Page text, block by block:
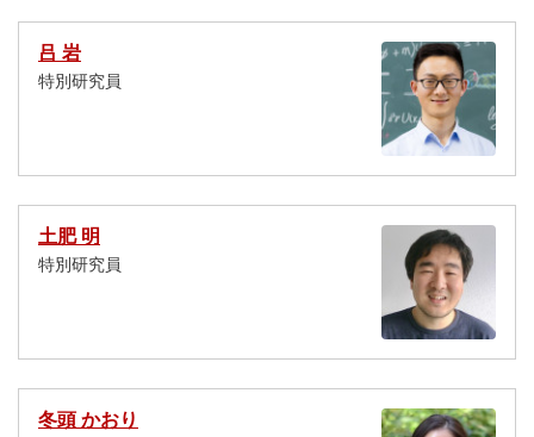
吕 岩
特別研究員
土肥 明
特別研究員
冬頭 かおり